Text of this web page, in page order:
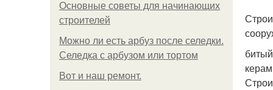
Основные советы для начинающих
строителей
Можно ли есть арбуз после селедки.
Селедка с арбузом или тортом
Boт и наш ремoнт.